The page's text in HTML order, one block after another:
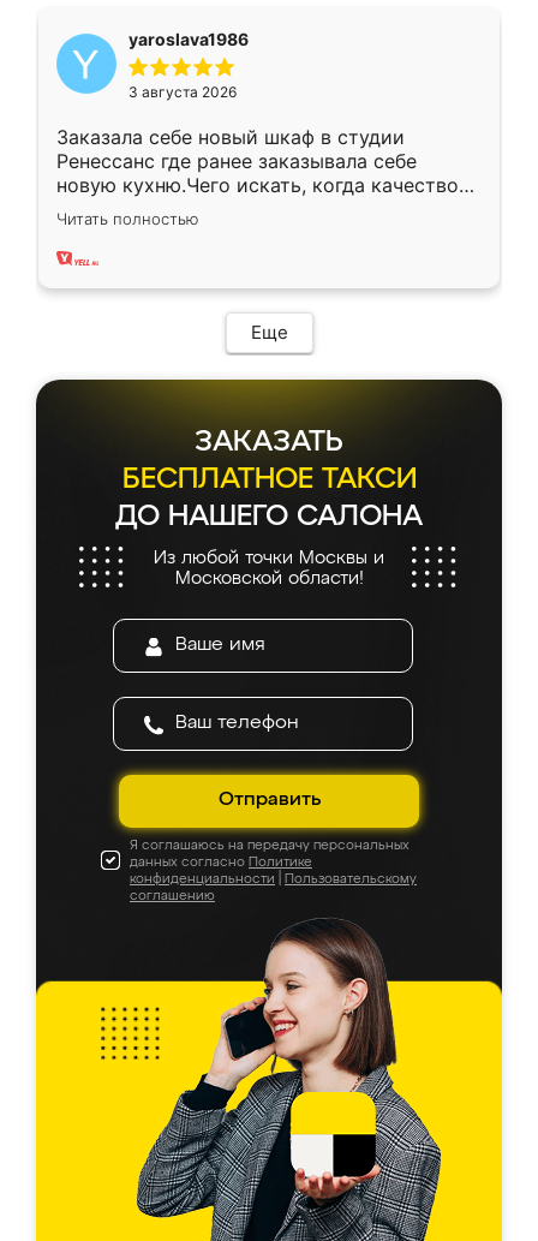
yaroslava1986
3 августа 2026
Заказала себе новый шкаф в студии
Ренессанс где ранее заказывала себе
новую кухню.Чего искать, когда качеством
вполне довольна. Служит кухня уже почти
два года, нареканий нет.
Читать полностью
Еще
ЗАКАЗАТЬ
БЕСПЛАТНОЕ ТАКСИ
ДО НАШЕГО САЛОНА
Из любой точки Москвы и
Московской области!
Отправить
Я соглашаюсь на передачу персональных
данных согласно Политике
конфиденциальности
Пользовательскому
соглашению